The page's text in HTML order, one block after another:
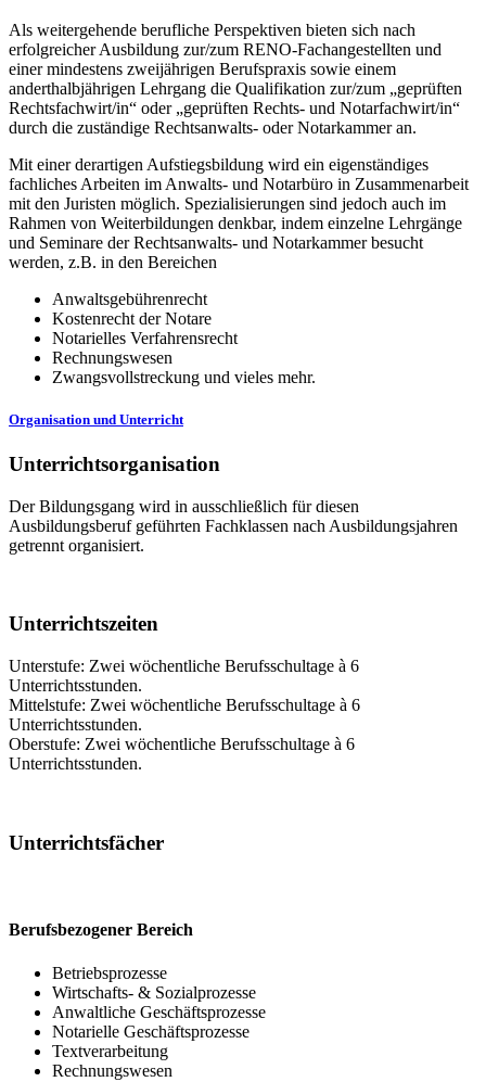
Als weitergehende berufliche Perspektiven bieten sich nach
erfolgreicher Ausbildung zur/zum RENO-Fachangestellten und
einer mindestens zweijährigen Berufspraxis sowie einem
anderthalbjährigen Lehrgang die Qualifikation zur/zum „geprüften
Rechtsfachwirt/in“ oder „geprüften Rechts- und Notarfachwirt/in“
durch die zuständige Rechtsanwalts- oder Notarkammer an.
Mit einer derartigen Aufstiegsbildung wird ein eigenständiges
fachliches Arbeiten im Anwalts- und Notarbüro in Zusammenarbeit
mit den Juristen möglich. Spezialisierungen sind jedoch auch im
Rahmen von Weiterbildungen denkbar, indem einzelne Lehrgänge
und Seminare der Rechtsanwalts- und Notarkammer besucht
werden, z.B. in den Bereichen
Anwaltsgebührenrecht
Kostenrecht der Notare
Notarielles Verfahrensrecht
Rechnungswesen
Zwangsvollstreckung und vieles mehr.
Organisation und Unterricht
Unterrichtsorganisation
Der Bildungsgang wird in ausschließlich für diesen
Ausbildungsberuf geführten Fachklassen nach Ausbildungsjahren
getrennt organisiert.
Unterrichtszeiten
Unterstufe: Zwei wöchentliche Berufsschultage à 6
Unterrichtsstunden.
Mittelstufe: Zwei wöchentliche Berufsschultage à 6
Unterrichtsstunden.
Oberstufe: Zwei wöchentliche Berufsschultage à 6
Unterrichtsstunden.
Unterrichtsfächer
Berufsbezogener Bereich
Betriebsprozesse
Wirtschafts- & Sozialprozesse
Anwaltliche Geschäftsprozesse
Notarielle Geschäftsprozesse
Textverarbeitung
Rechnungswesen